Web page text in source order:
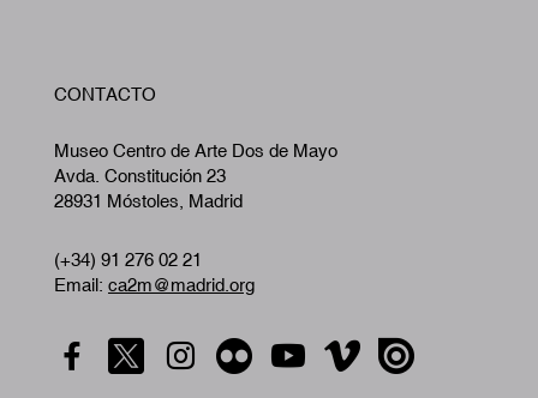
CONTACTO
Museo Centro de Arte Dos de Mayo
Avda. Constitución 23
28931 Móstoles, Madrid
(+34) 91 276 02 21
Email: ca2m@madrid.org